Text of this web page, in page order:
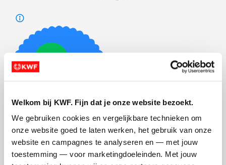
Welkom bij KWF. Fijn dat je onze website bezoekt.
We gebruiken cookies en vergelijkbare technieken om
onze website goed te laten werken, het gebruik van onze
website en campagnes te analyseren en — met jouw
toestemming — voor marketingdoeleinden. Met jouw
Foto’s toegevoegd